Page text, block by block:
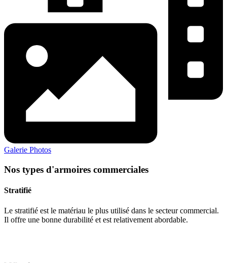
Galerie Photos
Nos types d'armoires commerciales
Stratifié
Le stratifié est le matériau le plus utilisé dans le secteur commercial.
Il offre une bonne durabilité et est relativement abordable.